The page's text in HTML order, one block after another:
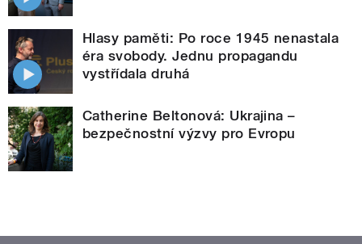
Hlasy paměti: Po roce 1945 nenastala
éra svobody. Jednu propagandu
vystřídala druhá
Catherine Beltonová: Ukrajina –
bezpečnostní výzvy pro Evropu